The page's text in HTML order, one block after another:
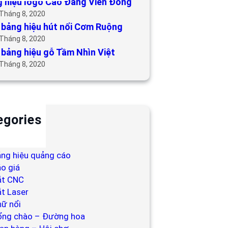
8, 2020
hiệu hút nổi Cơm Ruộng
8, 2020
hiệu gỗ Tầm Nhìn Việt
8, 2020
hiệu quảng cáo
giá
CNC
Laser
nổi
chào – Đường hoa